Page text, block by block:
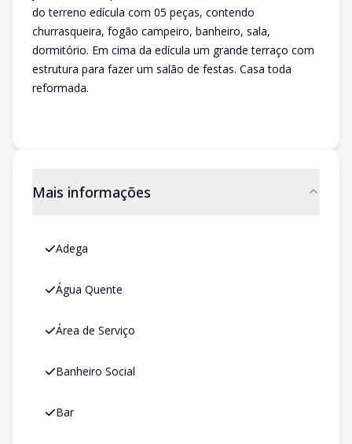
do terreno edícula com 05 peças, contendo
churrasqueira, fogão campeiro, banheiro, sala,
dormitório. Em cima da edícula um grande terraço com
estrutura para fazer um salão de festas. Casa toda
reformada.
Mais informações
Adega
Água Quente
Área de Serviço
Banheiro Social
Bar